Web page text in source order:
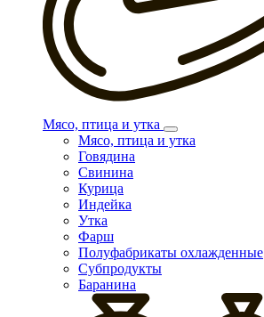
Мясо, птица и утка
Мясо, птица и утка
Говядина
Свинина
Курица
Индейка
Утка
Фарш
Полуфабрикаты охлажденные
Субпродукты
Баранина